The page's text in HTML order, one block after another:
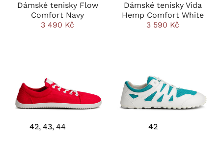
Dámské tenisky Flow
Comfort Navy
3 490 Kč
Dámské tenisky Vida
Hemp Comfort White
3 590 Kč
42 43 44 42